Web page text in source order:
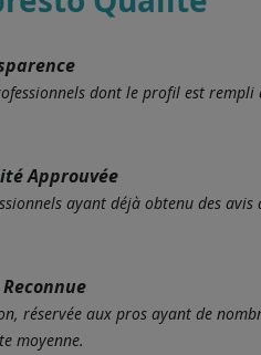
dont le profil est rempli
Approuvée
ayant déjà obtenu des avis
réservée aux pros ayant de
moyenne.